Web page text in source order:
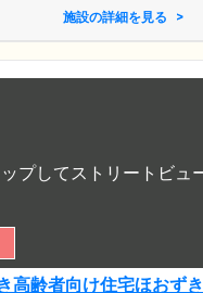
施設の詳細を見る
高齢者向け住宅ほおずき